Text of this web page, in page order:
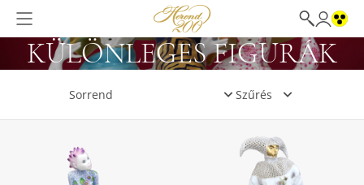
KÜLÖNLEGES FIGURÁK
Szűrés